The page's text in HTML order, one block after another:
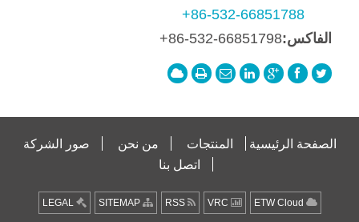
+86-532-66851788
الفاكس:+86-532-66851798
الصفحة الرئيسية المنتجات من نحن
صور الشركة
اتصل بنا
RSS
SITEMAP